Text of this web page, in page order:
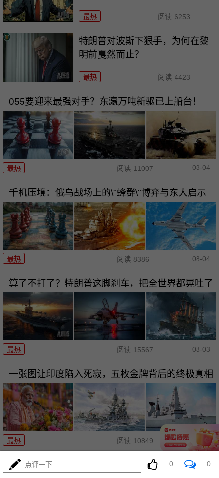
最热 阅读 6253
特朗普对波斯下狠手，为何在黎
明前戛然而止？
最热 阅读 4423
055要迎来最强对手？东瀛万吨新驱已上船台！
最热 阅读 11007 08-04
千机压境：俄乌战场上的\"蜂群\"博弈与东大启示
最热 阅读 8386 08-04
算了不打了？特朗普这脚刹车，把全世界都晃吐了
最热 阅读 15567 08-03
一张图让印度陷入死寂，五枚金牌背后的终极真相
最热 阅读 10849 08-03
美国踏进3个大坑把自己埋了！恐
点评一下 0 0